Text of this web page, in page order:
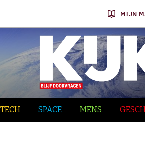
MIJN
TECH SPACE MENS